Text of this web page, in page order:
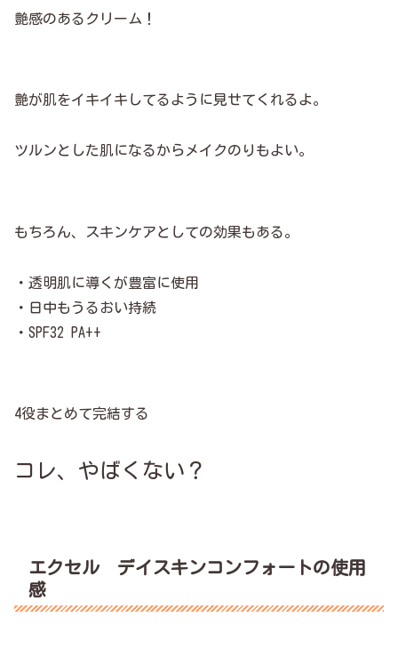
艶感のあるクリーム！
艶が肌をイキイキしてるように見せてくれるよ。
ツルンとした肌になるからメイクのりもよい。
もちろん、スキンケアとしての効果もある。
・透明肌に導くが豊富に使用
・日中もうるおい持続
・SPF32 PA++
4役まとめて完結する
コレ、やばくない？
エクセル デイスキンコンフォートの使用
感